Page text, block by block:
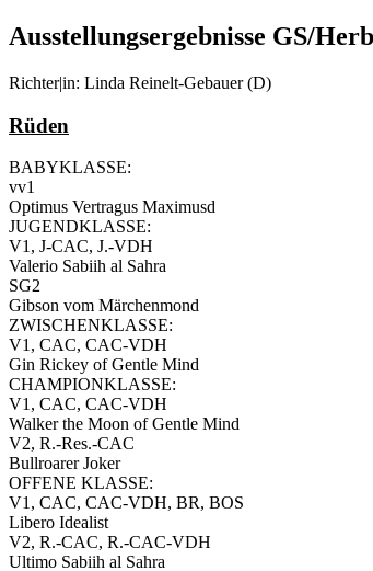
Ausstellungsergebnisse GS/
Richter|in: Linda Reinelt-Gebauer (D)
Rüden
BABYKLASSE:
vv1
Optimus Vertragus Maximusd
JUGENDKLASSE:
V1, J-CAC, J.-VDH
Valerio Sabiih al Sahra
SG2
Gibson vom Märchenmond
ZWISCHENKLASSE:
V1, CAC, CAC-VDH
Gin Rickey of Gentle Mind
CHAMPIONKLASSE:
V1, CAC, CAC-VDH
Walker the Moon of Gentle Mind
V2, R.-Res.-CAC
Bullroarer Joker
OFFENE KLASSE:
V1, CAC, CAC-VDH, BR, BOS
Libero Idealist
V2, R.-CAC, R.-CAC-VDH
Ultimo Sabiih al Sahra